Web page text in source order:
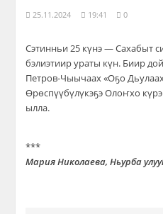
25.11.2024 19:41 0
Сэтинньи 25 күнэ — Сахабыт
бэлиэтиир ураты күн. Биир
Петров-Чыычаах «Оҕо
Өрөспүүбүлүкэҕэ Олоҥхо
ылла.
***
Мария Николаева, Ньурба